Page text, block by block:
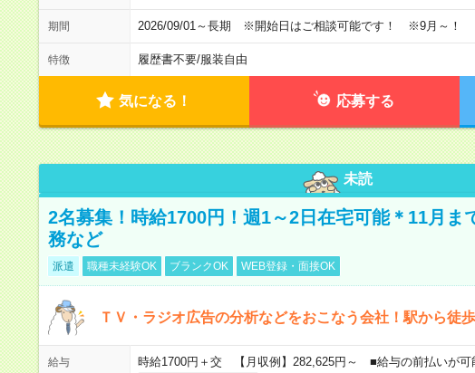
期間 2026/09/01～長期 ※開始日はご相談可能です！ ※9月～！
特徴 履歴書不要/服装自由
気になる！ 応募する
未読
2名募集！時給1700円！週1～2日在宅可能＊11月ま
務など
派遣 職種未経験OK ブランクOK WEB登録・面接OK
ＴＶ・ラジオ広告の分析などをおこなう会社！駅から徒
給与 時給1700円＋交 【月収例】282,625円～ ■給与の前払いが可